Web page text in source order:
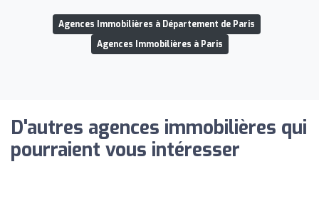
Agences Immobilières à Département de Paris
Agences Immobilières à Paris
D'autres agences immobilières qui
pourraient vous intéresser